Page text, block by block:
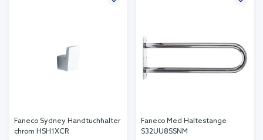
Faneco Sydney Handtuchhalter
chrom HSH1XCR
Faneco Med Haltestange
S32UU8SSNM